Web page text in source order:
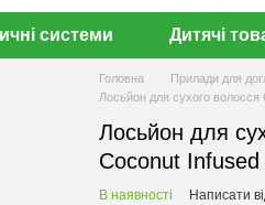
системи Дитячі
Головна Прилади для
Лосьйон для сухого
Лосьйон для
Coconut
В наявності Написати